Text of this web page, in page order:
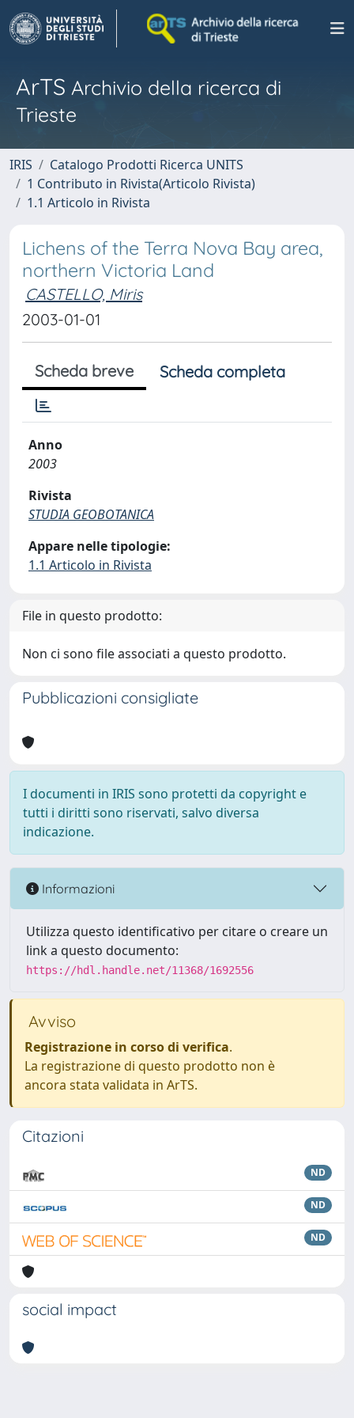
ArTS Archivio della ricerca di
Trieste
IRIS
Catalogo Prodotti Ricerca UNITS
1 Contributo in Rivista(Articolo Rivista)
1.1 Articolo in Rivista
Lichens of the Terra Nova Bay area,
northern Victoria Land
CASTELLO, Miris
2003-01-01
Scheda breve Scheda completa
Anno
2003
Rivista
STUDIA GEOBOTANICA
Appare nelle tipologie:
1.1 Articolo in Rivista
File in questo prodotto:
Non ci sono file associati a questo prodotto.
Pubblicazioni consigliate
I documenti in IRIS sono protetti da copyright e
tutti i diritti sono riservati, salvo diversa
indicazione.
Informazioni
Utilizza questo identificativo per citare o creare un
link a questo documento:
https://hdl.handle.net/11368/1692556
Avviso
Registrazione in corso di verifica.
La registrazione di questo prodotto non è
ancora stata validata in ArTS.
Citazioni
ND
ND
ND
social impact